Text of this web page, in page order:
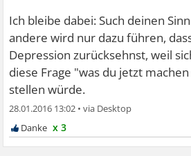
Ich bleibe dabei: Such deinen
andere wird nur dazu führen,
Depression zurücksehnst, weil
diese Frage "was du jetzt
stellen würde.
28.01.2016 13:02 •
x 3